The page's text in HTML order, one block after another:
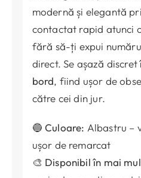
modernă și elegantă
contactat rapid atunci
fără să-ți expui
direct. Se așază discret
bord, fiind ușor de
către cei din jur.
🔵Culoare: Albastru –
ușor de remarcat
🎨 Disponibil în mai